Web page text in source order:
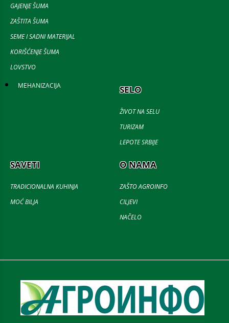
GAJENJE ŠUMA
ZAŠTITA ŠUMA
SEME I SADNI MATERIJAL
KORIŠĆENJE ŠUMA
LOVSTVO
MEHANIZACIJA SELO
ŽIVOT NA SELU
TURIZAM
LEPOTE SRBIJE
SAVETI
TRADICIONALNA KUHINJA
MOĆ BILJA
O NAMA
ZAŠTO AGROINFO
CILJEVI
NAČELO